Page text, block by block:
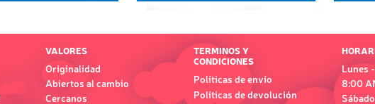
VALORES
Originalidad
Abiertos al cambio
Cercanos
TERMINOS Y
CONDICIONES
Políticas de envío
Políticas de devolución
Lunes
8:00
Sábado